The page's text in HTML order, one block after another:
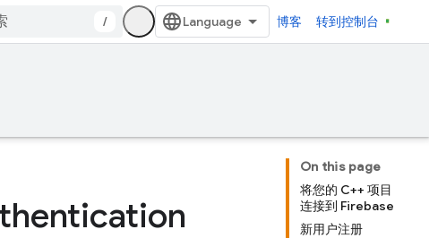
/ 博客 转到控制台
On this page
将您的 C++ 项目
连接到 Firebase
新用户注册